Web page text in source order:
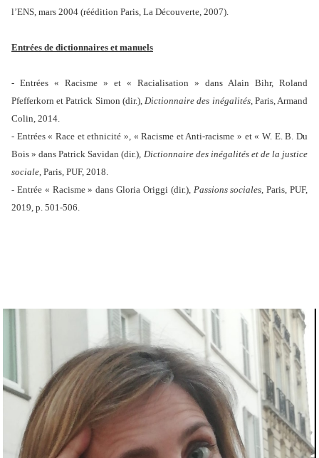
l’ENS, mars 2004 (réédition Paris, La Découverte, 2007).
Entrées de dictionnaires et manuels
- Entrées « Racisme » et « Racialisation » dans Alain Bihr, Roland
Pfefferkorn et Patrick Simon (dir.),Dictionnaire des inégalités, Paris, Armand
Colin, 2014.
- Entrées « Race et ethnicité », « Racisme et Anti-racisme » et « W. E. B. Du
Bois » dans Patrick Savidan (dir.), Dictionnaire des inégalités et de la justice
sociale, Paris, PUF, 2018.
- Entrée « Racisme » dans Gloria Origgi (dir.), Passions sociales, Paris, PUF,
2019, p. 501-506.